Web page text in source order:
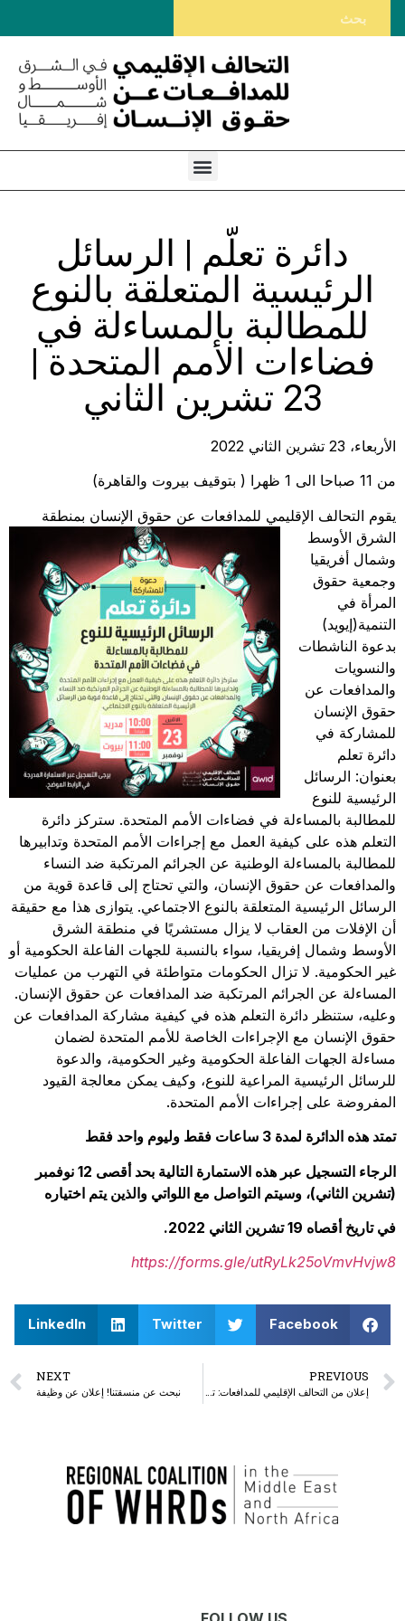
دائرة تعلّم | الرسائل
الرئيسية المتعلقة بالنوع
للمطالبة بالمساءلة في
فضاءات الأمم المتحدة |
23 تشرين الثاني
الأربعاء، 23 تشرين الثاني 2022
من 11 صباحا الى 1 ظهرا ( بتوقيف بيروت والقاهرة)
يقوم التحالف الإقليمي للمدافعات عن حقوق الإنسان بمنطقة
الشرق الأوسط
وشمال أفريقيا
وجمعية حقوق
المرأة في
التنمية(إيويد)
بدعوة الناشطات
والنسويات
والمدافعات عن
حقوق الإنسان
للمشاركة في
دائرة تعلم
بعنوان: الرسائل
الرئيسية للنوع
للمطالبة بالمساءلة في فضاءات الأمم المتحدة. ستركز دائرة
التعلم هذه على كيفية العمل مع إجراءات الأمم المتحدة وتدابيرها
للمطالبة بالمساءلة الوطنية عن الجرائم المرتكبة ضد النساء
والمدافعات عن حقوق الإنسان، والتي تحتاج إلى قاعدة قوية من
الرسائل الرئيسية المتعلقة بالنوع الاجتماعي. يتوازى هذا مع حقيقة
أن الإفلات من العقاب لا يزال مستشريًا في منطقة الشرق
الأوسط وشمال إفريقيا، سواء بالنسبة للجهات الفاعلة الحكومية أو
غير الحكومية. لا تزال الحكومات متواطئة في التهرب من عمليات
المساءلة عن الجرائم المرتكبة ضد المدافعات عن حقوق الإنسان.
وعليه، ستنظر دائرة التعلم هذه في كيفية مشاركة المدافعات عن
حقوق الإنسان مع الإجراءات الخاصة للأمم المتحدة لضمان
مساءلة الجهات الفاعلة الحكومية وغير الحكومية، والدعوة
للرسائل الرئيسية المراعية للنوع، وكيف يمكن معالجة القيود
المفروضة على إجراءات الأمم المتحدة.
تمتد هذه الدائرة لمدة 3 ساعات فقط وليوم واحد فقط
الرجاء التسجيل عبر هذه الاستمارة التالية بحد أقصى 12 نوفمبر
(تشرين الثاني)، وسيتم التواصل مع اللواتي والذين يتم اختياره
في تاريخ أقصاه 19 تشرين الثاني 2022.
https://forms.gle/utRyLk25oVmvHvjw8
Facebook
Twitter
LinkedIn
PREVIOUS
NEXT
نبحث عن منسقتنا! إعلان عن وظيفة